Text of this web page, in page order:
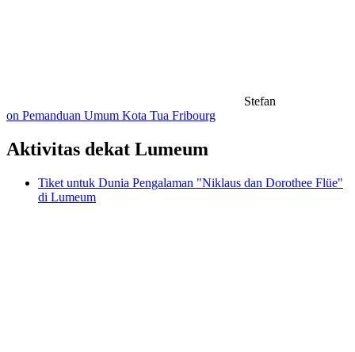
Stefan
on Pemanduan Umum Kota Tua Fribourg
Aktivitas dekat Lumeum
Tiket untuk Dunia Pengalaman "Niklaus dan Dorothee Flüe"
di Lumeum